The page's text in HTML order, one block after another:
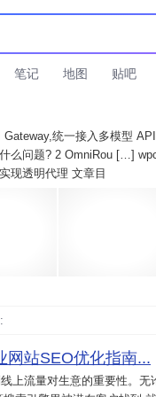
笔记 地图 贴吧
统一接入多模型
么问题? 2 OmniRou […]
现透明代理 文章目
网站SEO优化指南...
上流量对生意的重要性。无